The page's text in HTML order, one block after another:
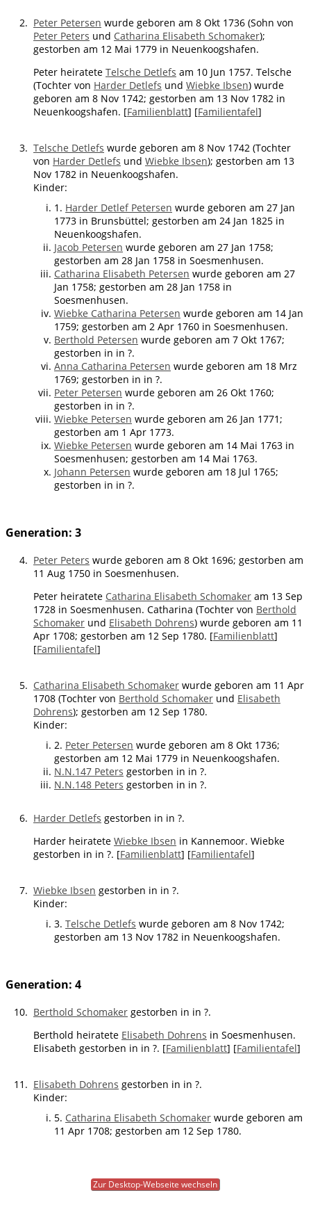
2. Peter Petersen wurde geboren am 8 Okt 1736 (Sohn von
Peter Peters und Catharina Elisabeth Schomaker);
gestorben am 12 Mai 1779 in Neuenkoogshafen.
Peter heiratete Telsche Detlefs am 10 Jun 1757. Telsche
(Tochter von Harder Detlefs und Wiebke Ibsen) wurde
geboren am 8 Nov 1742; gestorben am 13 Nov 1782 in
Neuenkoogshafen. [Familienblatt] [Familientafel]
3. Telsche Detlefs wurde geboren am 8 Nov 1742 (Tochter
von Harder Detlefs und Wiebke Ibsen); gestorben am 13
Nov 1782 in Neuenkoogshafen.
Kinder:
1. Harder Detlef Petersen wurde geboren am 27 Jan
1773 in Brunsbüttel; gestorben am 24 Jan 1825 in
Neuenkoogshafen.
Jacob Petersen wurde geboren am 27 Jan 1758;
gestorben am 28 Jan 1758 in Soesmenhusen.
Catharina Elisabeth Petersen wurde geboren am 27
Jan 1758; gestorben am 28 Jan 1758 in
Soesmenhusen.
Wiebke Catharina Petersen wurde geboren am 14 Jan
1759; gestorben am 2 Apr 1760 in Soesmenhusen.
Berthold Petersen wurde geboren am 7 Okt 1767;
gestorben in in ?.
Anna Catharina Petersen wurde geboren am 18 Mrz
1769; gestorben in in ?.
Peter Petersen wurde geboren am 26 Okt 1760;
gestorben in in ?.
Wiebke Petersen wurde geboren am 26 Jan 1771;
gestorben am 1 Apr 1773.
Wiebke Petersen wurde geboren am 14 Mai 1763 in
Soesmenhusen; gestorben am 14 Mai 1763.
Johann Petersen wurde geboren am 18 Jul 1765;
gestorben in in ?.
Generation: 3
4. Peter Peters wurde geboren am 8 Okt 1696; gestorben am
11 Aug 1750 in Soesmenhusen.
Peter heiratete Catharina Elisabeth Schomaker am 13 Sep
1728 in Soesmenhusen. Catharina (Tochter von Berthold
Schomaker und Elisabeth Dohrens) wurde geboren am 11
Apr 1708; gestorben am 12 Sep 1780. [Familienblatt]
[Familientafel]
5. Catharina Elisabeth Schomaker wurde geboren am 11 Apr
1708 (Tochter von Berthold Schomaker und Elisabeth
Dohrens); gestorben am 12 Sep 1780.
Kinder:
2. Peter Petersen wurde geboren am 8 Okt 1736;
gestorben am 12 Mai 1779 in Neuenkoogshafen.
N.N.147 Peters gestorben in in ?.
N.N.148 Peters gestorben in in ?.
6. Harder Detlefs gestorben in in ?.
Harder heiratete Wiebke Ibsen in Kannemoor. Wiebke
gestorben in in ?. [Familienblatt] [Familientafel]
7. Wiebke Ibsen gestorben in in ?.
Kinder:
3. Telsche Detlefs wurde geboren am 8 Nov 1742;
gestorben am 13 Nov 1782 in Neuenkoogshafen.
Generation: 4
10. Berthold Schomaker gestorben in in ?.
Berthold heiratete Elisabeth Dohrens in Soesmenhusen.
Elisabeth gestorben in in ?. [Familienblatt] [Familientafel]
11. Elisabeth Dohrens gestorben in in ?.
Kinder:
5. Catharina Elisabeth Schomaker wurde geboren am
11 Apr 1708; gestorben am 12 Sep 1780.
Zur Desktop-Webseite wechseln